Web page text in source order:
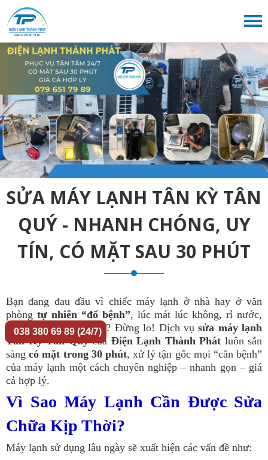
SỬA MÁY LẠNH TÂN KỲ TÂN
QUÝ - NHANH CHÓNG, UY
TÍN, CÓ MẶT SAU 30 PHÚT
Bạn đang đau đầu vì chiếc máy lạnh ở nhà hay ở văn
phòng tự nhiên “đổ bệnh”, lúc mát lúc không, rỉ nước,
kêu to như… máy cày? Đừng lo! Dịch vụsửa máy lạnh
Tân Kỳ Tân Quýcủa Điện Lạnh Thành Phát luôn sẵn
sàngcó mặt trong 30 phút, xử lý tận gốc mọi “căn bệnh”
của máy lạnh một cách chuyên nghiệp – nhanh gọn – giá
cả hợp lý.
Vì Sao Máy Lạnh Cần Được Sửa
Chữa Kịp Thời?
Máy lạnh sử dụng lâu ngày sẽ xuất hiện các vấn đề như:
038 380 69 89 (24/7)